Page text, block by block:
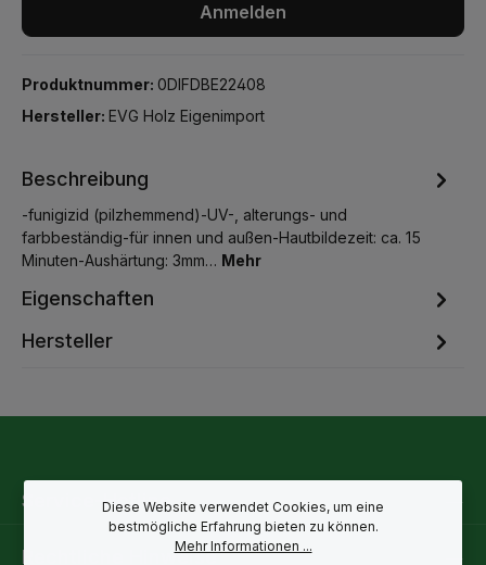
Anmelden
Produktnummer: 0DIFDBE22408
Hersteller: EVG Holz Eigenimport
Beschreibung
-funigizid (pilzhemmend)-UV-, alterungs- und
farbbeständig-für innen und außen-Hautbildezeit: ca. 15
Minuten-Aushärtung: 3mm… Mehr
Eigenschaften
Hersteller
Service-Hotline
Rechtliche Hinweise
Diese Website verwendet Cookies, um eine
bestmögliche Erfahrung bieten zu können.
Mehr Informationen ...